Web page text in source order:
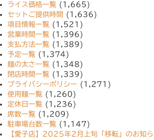
ライス価格一覧 (1,665)
セットご提供時間
(1,636)
項目情報一覧 (1,521)
営業時間一覧 (1,396)
支払方法一覧 (1,389)
予定一覧 (1,374)
麺の太さ一覧 (1,348)
閉店時間一覧 (1,339)
プライバシーポリシー (1,271)
使用麺一覧 (1,260)
定休日一覧 (1,236)
席数一覧 (1,209)
駐車場台数一覧 (1,147)
【愛子店】2025年2月上旬「移転」のお知ら